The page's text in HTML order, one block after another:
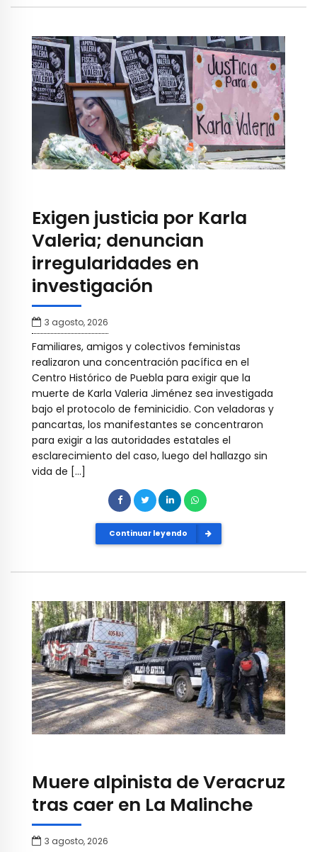
Exigen justicia por Karla
Valeria; denuncian
irregularidades en
investigación
3 agosto, 2026
Familiares, amigos y colectivos feministas
realizaron una concentración pacífica en el
Centro Histórico de Puebla para exigir que la
muerte de Karla Valeria Jiménez sea investigada
bajo el protocolo de feminicidio. Con veladoras y
pancartas, los manifestantes se concentraron
para exigir a las autoridades estatales el
esclarecimiento del caso, luego del hallazgo sin
vida de […]
Continuar leyendo
Muere alpinista de Veracruz
tras caer en La Malinche
3 agosto, 2026